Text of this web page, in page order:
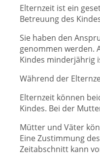
Elternzeit ist ein
Betreuung des
Sie haben den
genommen werden.
Kindes minderjährig
Während der
Elternzeit können
Kindes. Bei der
Mütter und Väter
Eine Zustimmung
Zeitabschnitt kann